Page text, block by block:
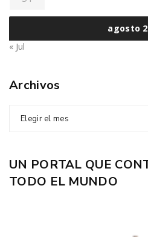
agosto
« Jul
Archivos
Elegir el mes
UN PORTAL QUE
TODO EL MUNDO